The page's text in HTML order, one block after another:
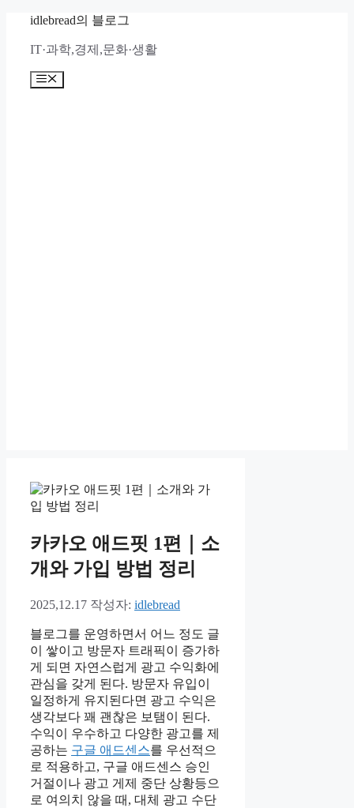
idlebread의 블로그
IT·과학,경제,문화·생활
메
카카오 애드핏 1편｜소
개와 가입 방법 정리
2025,12.17 작성자: idlebread
블로그를 운영하면서 어느 정도 글
이 쌓이고 방문자 트래픽이 증가하
게 되면 자연스럽게 광고 수익화에
관심을 갖게 된다. 방문자 유입이
일정하게 유지된다면 광고 수익은
생각보다 꽤 괜찮은 보탬이 된다.
수익이 우수하고 다양한 광고를 제
공하는 구글 애드센스를 우선적으
로 적용하고, 구글 애드센스 승인
거절이나 광고 게제 중단 상황등으
로 여의치 않을 때, 대체 광고 수단